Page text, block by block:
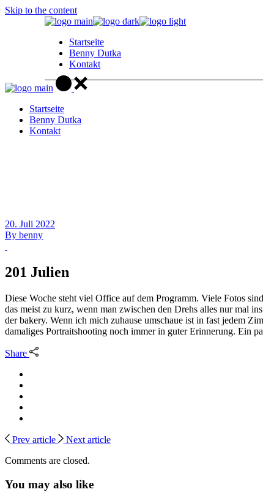
Skip to the content
Startseite
Benny Dutka
Kontakt
Startseite
Benny Dutka
Kontakt
20. Juli 2022
By benny
201 Julien
Diese Woche steht viel Office auf dem Programm. Viele Fotos
das meist zu kurz, wenn man zwischen den Drehs alles nur mal
der bakery. Wenn ich mich zuhause umschaue ist in fast jedem
damaliges Portraitshooting noch immer in guter Erinnerung. Ein
Share
Prev article
Next article
Comments are closed.
You may also like